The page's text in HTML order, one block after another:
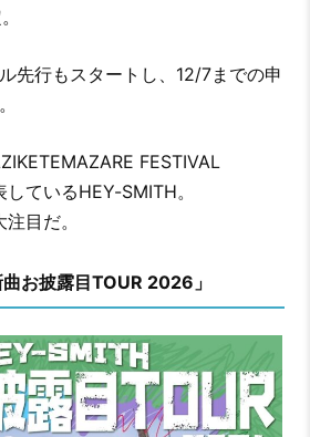
先行もスタートし、12/7までの申
FESTIVAL
ているHEY-SMITH。
目だ。
お披露目TOUR 2026」